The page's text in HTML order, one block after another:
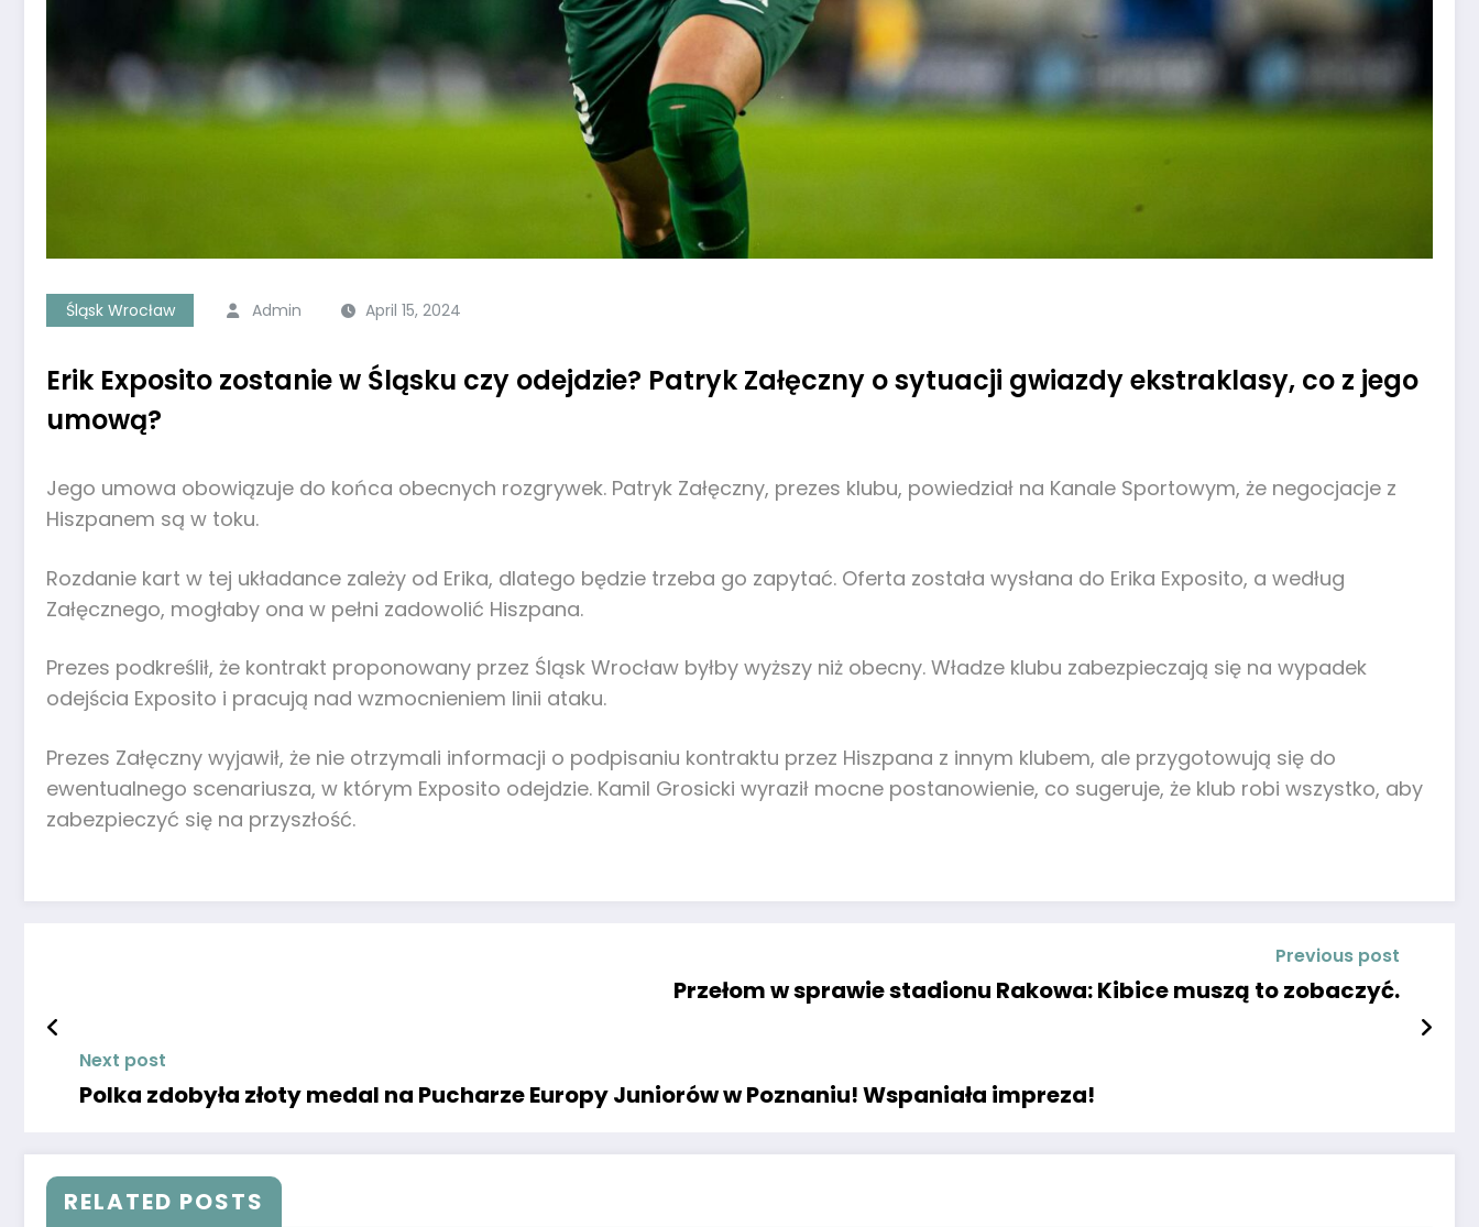
Śląsk Wrocław Admin April 15, 2024
Erik Exposito zostanie w Śląsku czy odejdzie? Patryk Załęczny o sytuacji gwiazdy ekstraklasy, co z jego
umową?
Jego umowa obowiązuje do końca obecnych rozgrywek. Patryk Załęczny, prezes klubu, powiedział na Kanale Sportowym, że negocjacje z
Hiszpanem są w toku.
Rozdanie kart w tej układance zależy od Erika, dlatego będzie trzeba go zapytać. Oferta została wysłana do Erika Exposito, a według
Załęcznego, mogłaby ona w pełni zadowolić Hiszpana.
Prezes podkreślił, że kontrakt proponowany przez Śląsk Wrocław byłby wyższy niż obecny. Władze klubu zabezpieczają się na wypadek
odejścia Exposito i pracują nad wzmocnieniem linii ataku.
Prezes Załęczny wyjawił, że nie otrzymali informacji o podpisaniu kontraktu przez Hiszpana z innym klubem, ale przygotowują się do
ewentualnego scenariusza, w którym Exposito odejdzie. Kamil Grosicki wyraził mocne postanowienie, co sugeruje, że klub robi wszystko, aby
zabezpieczyć się na przyszłość.
Previous post
Przełom w sprawie stadionu Rakowa: Kibice muszą to zobaczyć.
Next post
Polka zdobyła złoty medal na Pucharze Europy Juniorów w Poznaniu! Wspaniała impreza!
RELATED POSTS